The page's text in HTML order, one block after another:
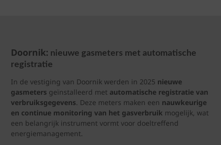
Doornik: nieuwe gasmeters met automatische
registratie
In de vestiging van Doornik werden in 2025 nieuwe
gasmeters geïnstalleerd met automatische registratie van
verbruiksgegevens. Deze meters maken een nauwkeurige
en continue monitoring van het gasverbruik mogelijk, wat
een belangrijk instrument vormt voor doeltreffend
energiemanagement.